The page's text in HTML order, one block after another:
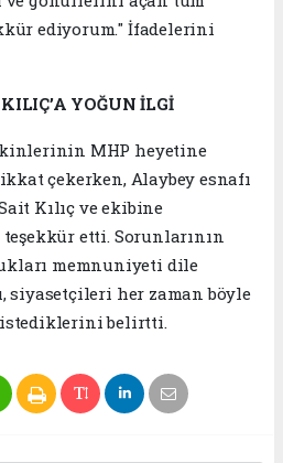
ediyorum." İfadelerini
YOĞUN İLGİ
MHP heyetine
çekerken, Alaybey esnafı
Kılıç ve ekibine
etti. Sorunlarının
memnuniyeti dile
siyasetçileri her zaman böyle
belirtti.